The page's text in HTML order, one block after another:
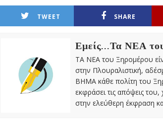
TWEET SHARE
Εμείς...Τα ΝΕΑ
ΤΑ ΝΕΑ του Ξηρομέρου
στην Πλουραλιστική,
ΒΗΜΑ κάθε πολίτη του
εκφράσει τις απόψεις
στην ελεύθερη έκφραση